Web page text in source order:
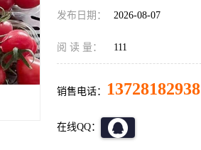
发布日期： 2026-08-07
阅 读 量： 111
销售电话： 13728182938
在线QQ：